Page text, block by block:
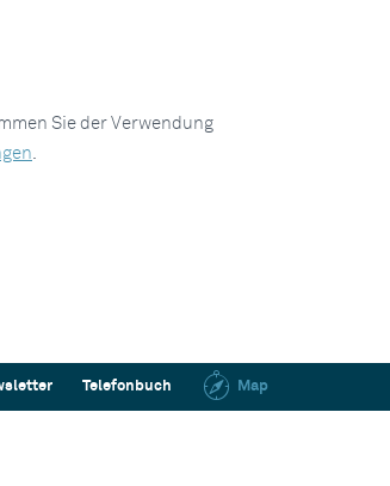
Sie der Verwendung
.
Telefonbuch Map